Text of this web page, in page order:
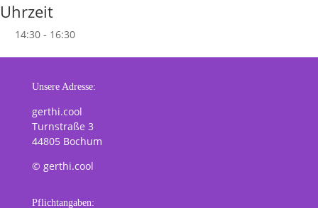
Uhrzeit
14:30 - 16:30
Unsere Adresse:
gerthi.cool
Turnstraße 3
44805 Bochum
© gerthi.cool
Pflichtangaben: